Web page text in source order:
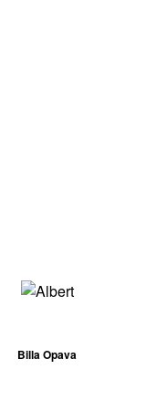
Billa Opava